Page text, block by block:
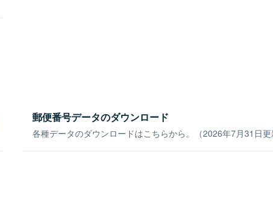
郵便番号データのダウンロード
各種データのダウンロードはこちらから。（2026年7月31日更